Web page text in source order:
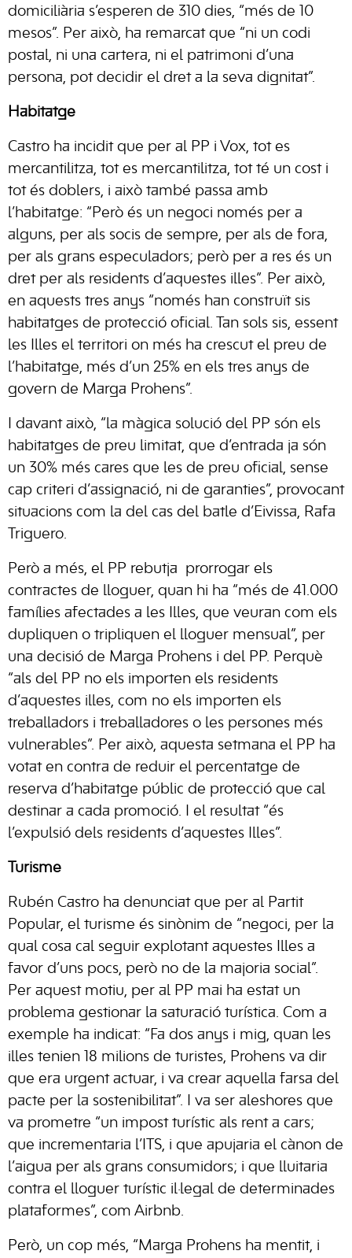
domiciliària s’esperen de 310 dies, “més de 10
mesos”. Per això, ha remarcat que “ni un codi
postal, ni una cartera, ni el patrimoni d’una
persona, pot decidir el dret a la seva dignitat”.
Habitatge
Castro ha incidit que per al PP i Vox, tot es
mercantilitza, tot es mercantilitza, tot té un cost i
tot és doblers, i això també passa amb
l’habitatge: “Però és un negoci només per a
alguns, per als socis de sempre, per als de fora,
per als grans especuladors; però per a res és un
dret per als residents d’aquestes illes”. Per això,
en aquests tres anys “només han construït sis
habitatges de protecció oficial. Tan sols sis, essent
les Illes el territori on més ha crescut el preu de
l’habitatge, més d’un 25% en els tres anys de
govern de Marga Prohens”.
I davant això, “la màgica solució del PP són els
habitatges de preu limitat, que d’entrada ja són
un 30% més cares que les de preu oficial, sense
cap criteri d’assignació, ni de garanties”, provocant
situacions com la del cas del batle d’Eivissa, Rafa
Triguero.
Però a més, el PP rebutja prorrogar els
contractes de lloguer, quan hi ha “més de 41.000
famílies afectades a les Illes, que veuran com els
dupliquen o tripliquen el lloguer mensual”, per
una decisió de Marga Prohens i del PP. Perquè
“als del PP no els importen els residents
d’aquestes illes, com no els importen els
treballadors i treballadores o les persones més
vulnerables”. Per això, aquesta setmana el PP ha
votat en contra de reduir el percentatge de
reserva d’habitatge públic de protecció que cal
destinar a cada promoció. I el resultat “és
l’expulsió dels residents d’aquestes Illes”.
Turisme
Rubén Castro ha denunciat que per al Partit
Popular, el turisme és sinònim de “negoci, per la
qual cosa cal seguir explotant aquestes Illes a
favor d’uns pocs, però no de la majoria social”.
Per aquest motiu, per al PP mai ha estat un
problema gestionar la saturació turística. Com a
exemple ha indicat: “Fa dos anys i mig, quan les
illes tenien 18 milions de turistes, Prohens va dir
que era urgent actuar, i va crear aquella farsa del
pacte per la sostenibilitat”. I va ser aleshores que
va prometre “un impost turístic als rent a cars;
que incrementaria l’ITS, i que apujaria el cànon de
l’aigua per als grans consumidors; i que lluitaria
contra el lloguer turístic il·legal de determinades
plataformes”, com Airbnb.
Però, un cop més, “Marga Prohens ha mentit, i